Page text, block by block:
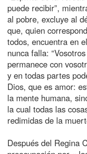
puede recibir”,
al pobre, excluye al
que, quien
todos, encuentra en
nunca falla:
permanece con
y en todas partes
Dios, que es amor:
la mente humana,
la cual todas las
redimidas de la
Después del Regina